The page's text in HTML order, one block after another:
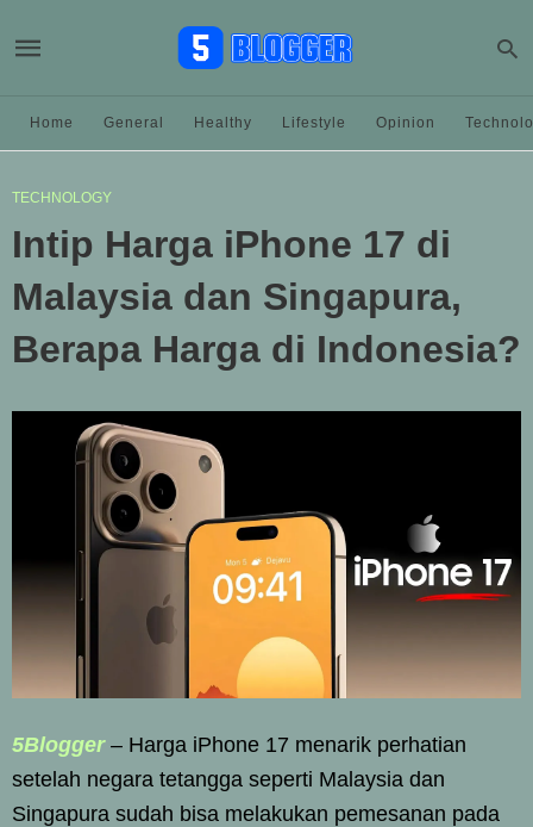
Home General Healthy Lifestyle Opinion
TECHNOLOGY
Intip Harga iPhone 17 di
Malaysia dan Singapura,
Berapa Harga di Indonesia?
5Blogger– Harga iPhone 17 menarik perhatian
setelah negara tetangga seperti Malaysia dan
Singapura sudah bisa melakukan pemesanan pada